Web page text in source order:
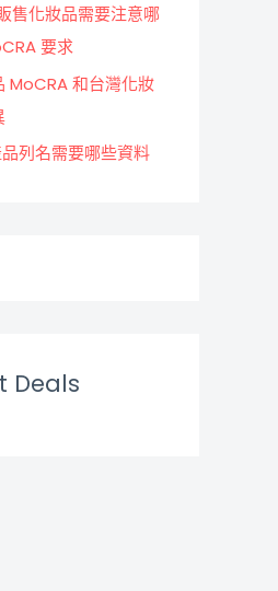
售化妝品需要注意哪
要求
MoCRA 和台灣化妝
列名需要哪些資料
Deals